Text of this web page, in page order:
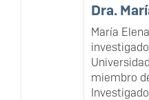
Dra.
María
miembro